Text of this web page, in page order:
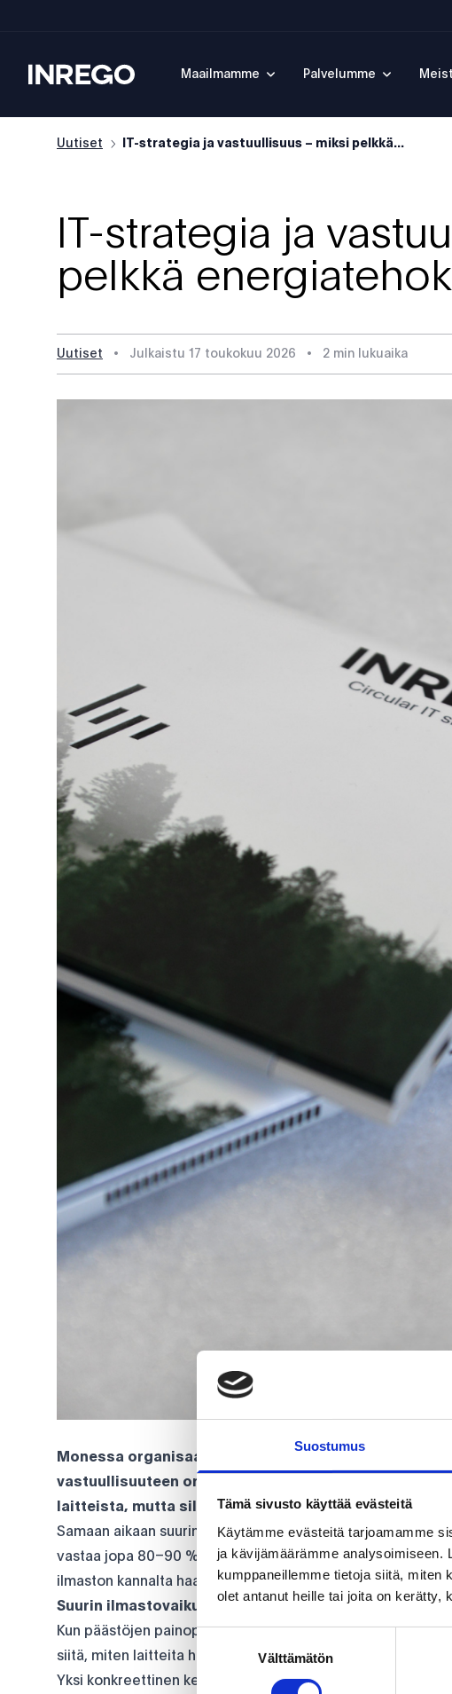
Suostumus
Tämä sivusto käyttää evästeitä
Käytämme evästeitä tarjoamamme
ja kävijämäärämme analysoimiseen.
kumppaneillemme tietoja siitä, miten
olet antanut heille tai joita on kerätty,
Suostumuksen
Välttämätön
Inrego Maailmamme Palvelumme
Uutiset IT-strategia ja vastuullisuus – miksi pelkkä...
IT-strategia ja
pelkkä
Uutiset • Julkaistu 17 toukokuu 2026 • 2 min lukuaika
Monessa organisaatiossa IT nähdään edelleen
vastuullisuuteen on merkittävä. Jopa 15 %
laitteista, mutta silti IT jää usein “näkymättömäksi
Samaan aikaan suurin osa IT:n päästöistä syntyy jo ennen
vastaa jopa 80–90 % laitteen kokonaispäästöistä, mikä
ilmaston kannalta haastavan mallin.
Suurin ilmastovaikutus syntyy elinkaaren alussa
Kun päästöjen painopiste on tuotannossa,
siitä, miten laitteita hankitaan, käytetään ja kierrätetään.
Yksi konkreettinen keino on käyttöiän pidentäminen. Kun